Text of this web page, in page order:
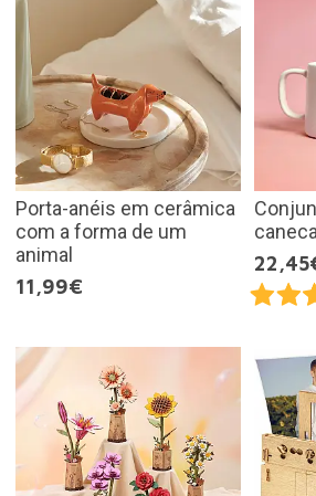
Porta-anéis em cerâmica
com a forma de um
animal
11,99€